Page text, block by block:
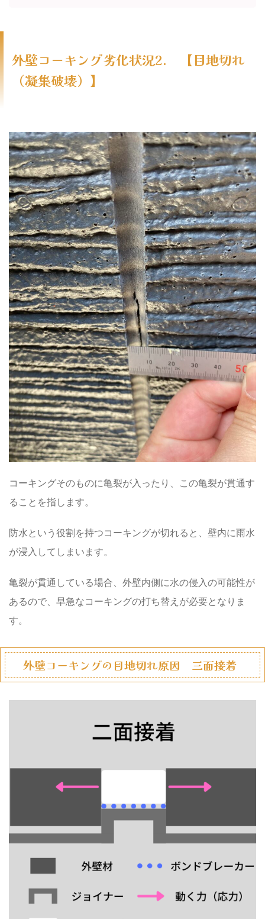
外壁コーキング劣化状況2. 【目地切れ
（凝集破壊）】
コーキングそのものに亀裂が入ったり、この亀裂が貫通す
ることを指します。
防水という役割を持つコーキングが切れると、壁内に雨水
が浸入してしまいます。
亀裂が貫通している場合、外壁内側に水の侵入の可能性が
あるので、早急なコーキングの打ち替えが必要となりま
す。
外壁コーキングの目地切れ原因 三面接着